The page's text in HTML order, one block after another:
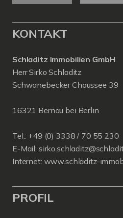
KONTAKT
Schladitz Immobilien GmbH
Herr Sirko Schladitz
Schwanebecker Chaussee 39
16321 Bernau bei Berlin
Tel.: +49 (0) 3338 / 70 55 230
E-Mail:
Internet: www.schladitz-
PROFIL